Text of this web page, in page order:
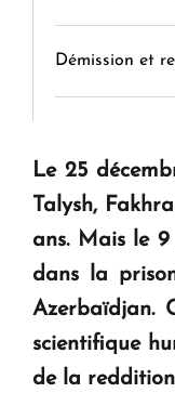
Démission et
guerre, on est
" Tant qu'il
KASA : 30 ans
en Arménie
Le 25
Talysh,
ans. Mais le 9
dans la
Azerbaïdjan.
scientifique
de la